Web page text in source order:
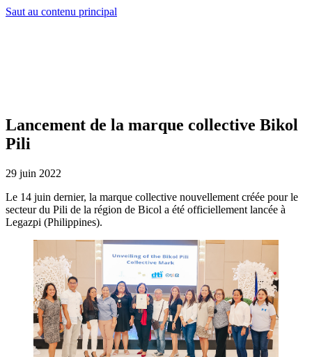
Saut au contenu principal
Lancement de la marque collective Bikol
Pili
29 juin 2022
Le 14 juin dernier, la marque collective nouvellement créée pour le
secteur du Pili de la région de Bicol a été officiellement lancée à
Legazpi (Philippines).